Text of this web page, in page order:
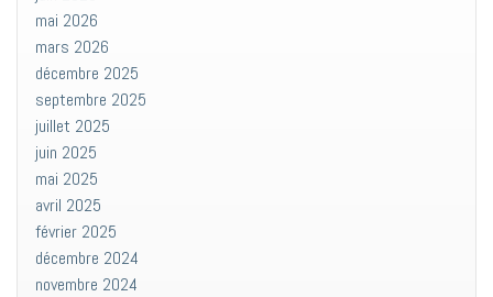
mai 2026
mars 2026
décembre 2025
septembre 2025
juillet 2025
juin 2025
mai 2025
avril 2025
février 2025
décembre 2024
novembre 2024